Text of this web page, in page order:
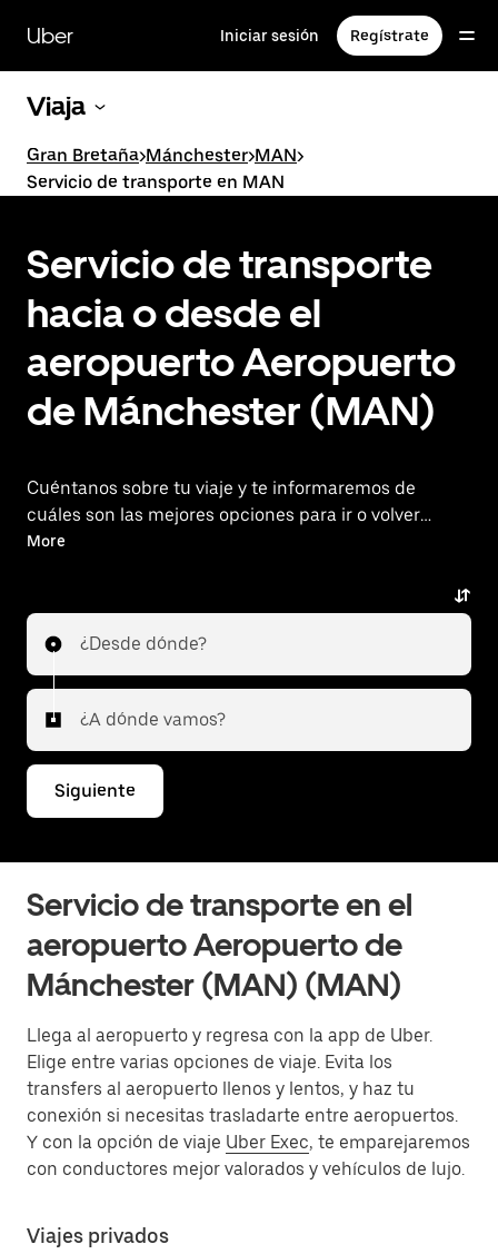
contenido
principal
Uber Iniciar sesión Regístrate
Viaja
Gran Bretaña>Mánchester>MAN>
Servicio de transporte en MAN
Servicio de transporte
hacia o desde el
aeropuerto Aeropuerto
de Mánchester (MAN)
Cuéntanos sobre tu viaje y te informaremos de
cuáles son las mejores opciones para ir o volver
del aeropuerto.
More
¿Desde dónde?
¿A dónde vamos?
Siguiente
Servicio de transporte en el
aeropuerto Aeropuerto de
Mánchester (MAN) (MAN)
Llega al aeropuerto y regresa con la app de Uber.
Elige entre varias opciones de viaje. Evita los
transfers al aeropuerto llenos y lentos, y haz tu
conexión si necesitas trasladarte entre aeropuertos.
Y con la opción de viaje Uber Exec, te emparejaremos
con conductores mejor valorados y vehículos de lujo.
Viajes privados